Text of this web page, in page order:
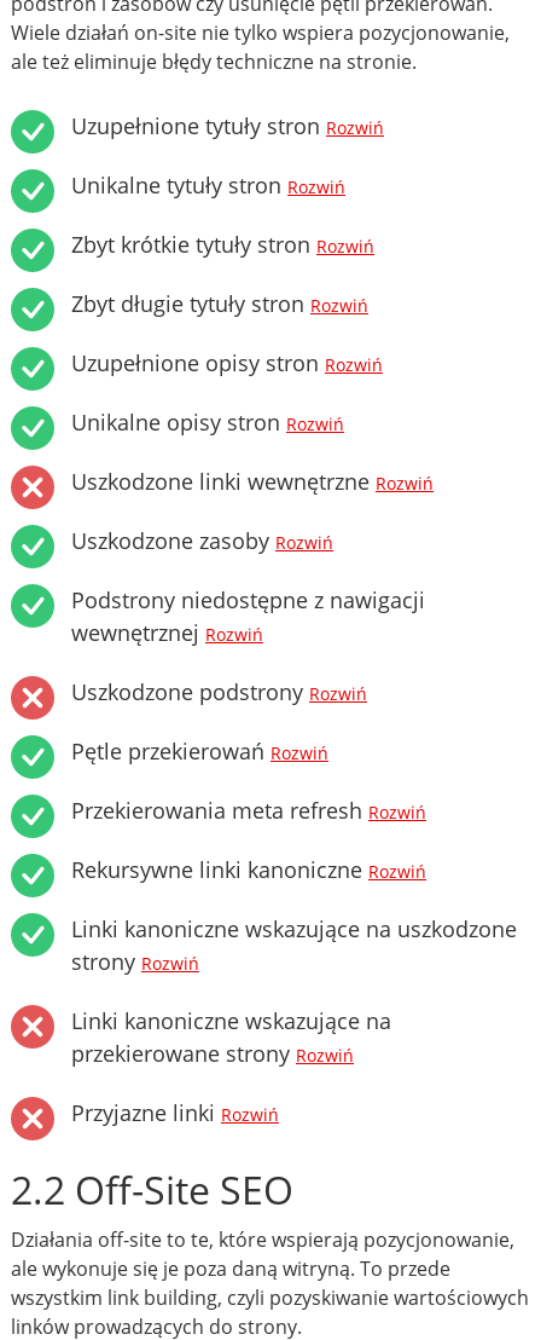
Wiele działań on-site nie tylko wspiera pozycjonowanie,
ale też eliminuje błędy techniczne na stronie.
Uzupełnione tytuły stron Rozwiń
Unikalne tytuły stron Rozwiń
Zbyt krótkie tytuły stron Rozwiń
Zbyt długie tytuły stron Rozwiń
Uzupełnione opisy stron Rozwiń
Unikalne opisy stron Rozwiń
Uszkodzone linki wewnętrzne Rozwiń
Uszkodzone zasoby Rozwiń
Podstrony niedostępne z nawigacji
wewnętrznej Rozwiń
Uszkodzone podstrony Rozwiń
Pętle przekierowań Rozwiń
Przekierowania meta refresh Rozwiń
Rekursywne linki kanoniczne Rozwiń
Linki kanoniczne wskazujące na uszkodzone
strony Rozwiń
Linki kanoniczne wskazujące na
przekierowane strony Rozwiń
Przyjazne linki Rozwiń
2.2 Off-Site SEO
Działania off-site to te, które wspierają pozycjonowanie,
ale wykonuje się je poza daną witryną. To przede
wszystkim link building, czyli pozyskiwanie wartościowych
linków prowadzących do strony.